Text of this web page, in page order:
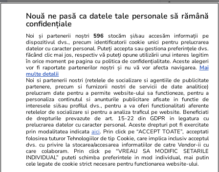
Iașul, pe locul doi în România
după numărul de locuințe. Cum
au schimbat comunele
metropolitane harta județului
Îi paște o
Steagul
Cum a fost
TV. Foto
Vrei să îți fac o rețetă?
ULTIMELE ȘTIRI
Nouă ne pasă ca datele tale personale să rămână
confidențiale
Noi și partenerii noștri 596 stocăm și/sau accesăm informații pe
dispozitivul dvs., precum identificatorii cookie unici pentru prelucrarea
datelor cu caracter personal. Puteți accepta sau gestiona preferințele dvs.
făcând clic mai jos, respectiv vă puteți opune utilizării unui interes legitim
în orice moment pe pagina cu politica de confidențialitate. Aceste alegeri
vor fi raportate partenerilor noștri și nu vă vor afecta navigarea. Mai
multe detalii
Noi si partenerii nostri (retelele de socializare si agentiile de publicitate
partenere, precum si furnizorii nostri de servicii de date analitice)
prelucram date pentru a permite website-ului sa functioneze, pentru a
personaliza continutul si anunturile publicitare afisate in functie de
interesele si/sau profilul dvs., pentru a va oferi functionalitati aferente
retelelor de socializare si pentru a analiza traficul pe website. Beneficiati
de drepturile prevazute de art. 15-22 din GDPR in legatura cu
prelucrarea datelor cu caracter personal. Aceste drepturi pot fi exercitate
prin modalitatea indicataaici. Prin click pe “ACCEPT TOATE”, acceptati
folosirea tuturor Tehnologiilor de tip Cookie, care implica inclusiv acceptul
dvs. cu privire la stocarea/accesarea informatiilor de catre Vendor-ii cu
care colaboram. Prin click pe “VREAU SA MODIFIC SETARILE
INDIVIDUAL” puteti schimba preferintele in mod individual, mai putin
cele legate de cookie strict necesare pentru functionarea website-ului.